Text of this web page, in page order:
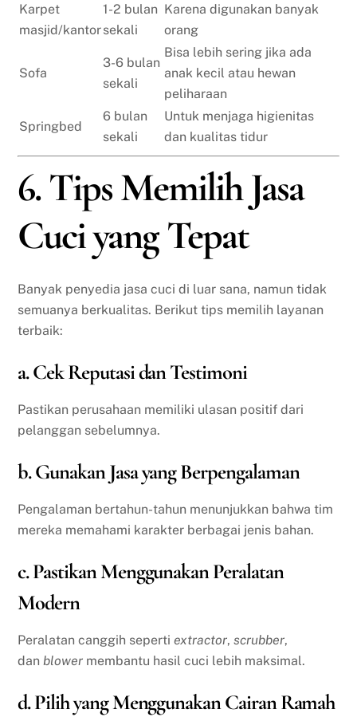
Karpet
masjid/kantor
1-2 bulan
sekali
Karena digunakan banyak
orang
Sofa
3-6 bulan
sekali
Bisa lebih sering jika ada
anak kecil atau hewan
peliharaan
Springbed
6 bulan
sekali
Untuk menjaga higienitas
dan kualitas tidur
6. Tips Memilih Jasa
Cuci yang Tepat
Banyak penyedia jasa cuci di luar sana, namun tidak
semuanya berkualitas. Berikut tips memilih layanan
terbaik:
a. Cek Reputasi dan Testimoni
Pastikan perusahaan memiliki ulasan positif dari
pelanggan sebelumnya.
b. Gunakan Jasa yang Berpengalaman
Pengalaman bertahun-tahun menunjukkan bahwa tim
mereka memahami karakter berbagai jenis bahan.
c. Pastikan Menggunakan Peralatan
Modern
Peralatan canggih sepertiextractor,scrubber,
dan blower membantu hasil cuci lebih maksimal.
d. Pilih yang Menggunakan Cairan Ramah